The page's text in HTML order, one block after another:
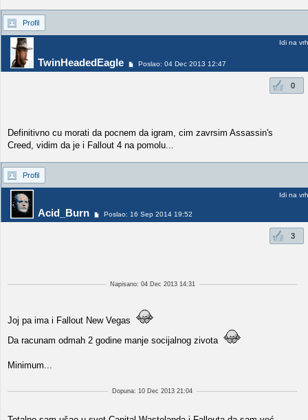
Profil
TwinHeadedEagle Poslao: 04 Dec 2013 12:47
Idi na vrh
0
Definitivno cu morati da pocnem da igram, cim zavrsim Assassin's
Creed, vidim da je i Fallout 4 na pomolu...
Profil
Acid_Burn Poslao: 16 Sep 2014 19:52
Idi na vrh
3
Napisano: 04 Dec 2013 14:31
Joj pa ima i Fallout New Vegas
Da racunam odmah 2 godine manje socijalnog zivota
Minimum...
Dopuna: 10 Dec 2013 21:04